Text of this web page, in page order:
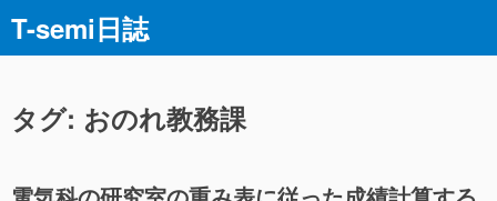
テ
T-semi日誌
タグ: おのれ教務課